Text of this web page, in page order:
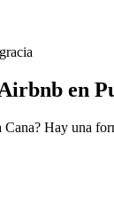
en
Hay una